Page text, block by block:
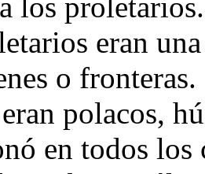
eran
o
polacos,
en todos